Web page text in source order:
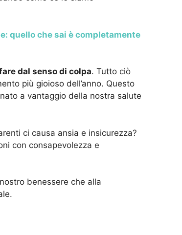
quello che sai è completamente
dal senso di colpa. Tutto ciò
più gioioso dell’anno. Questo
a vantaggio della nostra salute
ci causa ansia e insicurezza?
con consapevolezza e
benessere che alla